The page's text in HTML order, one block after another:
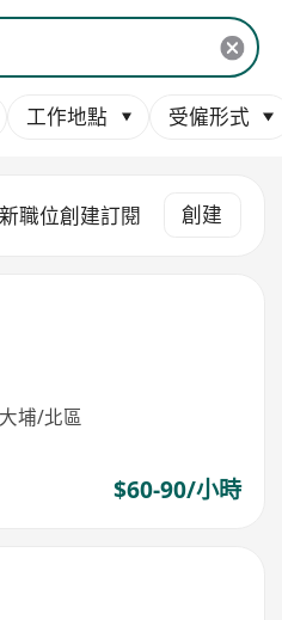
工作地點 受僱形式
職位創建訂閱 創建
埔/北區
$60-90/小時